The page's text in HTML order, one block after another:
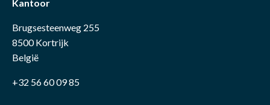
Kantoor
Brugsesteenweg 255
8500 Kortrijk
België
+32 56 60 09 85